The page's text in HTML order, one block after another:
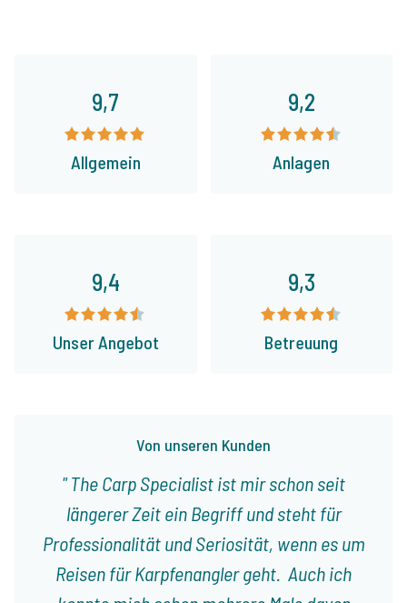
9,7
Allgemein
9,2
Anlagen
Von unseren Kunden
The Carp Specialist ist mir schon seit
längerer Zeit ein Begriff und steht für
Professionalität und Seriosität, wenn es um
Reisen für Karpfenangler geht. Auch ich
9,4
Unser Angebot
9,3
Betreuung